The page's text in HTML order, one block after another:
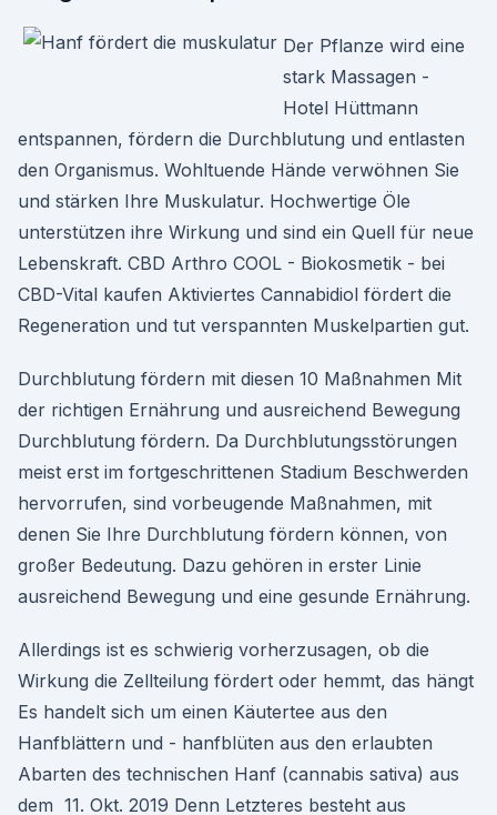
Der Pflanze wird eine
stark Massagen -
Hotel Hüttmann
entspannen, fördern die Durchblutung und entlasten
den Organismus. Wohltuende Hände verwöhnen Sie
und stärken Ihre Muskulatur. Hochwertige Öle
unterstützen ihre Wirkung und sind ein Quell für neue
Lebenskraft. CBD Arthro COOL - Biokosmetik - bei
CBD-Vital kaufen Aktiviertes Cannabidiol fördert die
Regeneration und tut verspannten Muskelpartien gut.
Durchblutung fördern mit diesen 10 Maßnahmen Mit
der richtigen Ernährung und ausreichend Bewegung
Durchblutung fördern. Da Durchblutungsstörungen
meist erst im fortgeschrittenen Stadium Beschwerden
hervorrufen, sind vorbeugende Maßnahmen, mit
denen Sie Ihre Durchblutung fördern können, von
großer Bedeutung. Dazu gehören in erster Linie
ausreichend Bewegung und eine gesunde Ernährung.
Allerdings ist es schwierig vorherzusagen, ob die
Wirkung die Zellteilung fördert oder hemmt, das hängt
Es handelt sich um einen Käutertee aus den
Hanfblättern und - hanfblüten aus den erlaubten
Abarten des technischen Hanf (cannabis sativa) aus
dem 11. Okt. 2019 Denn Letzteres besteht aus